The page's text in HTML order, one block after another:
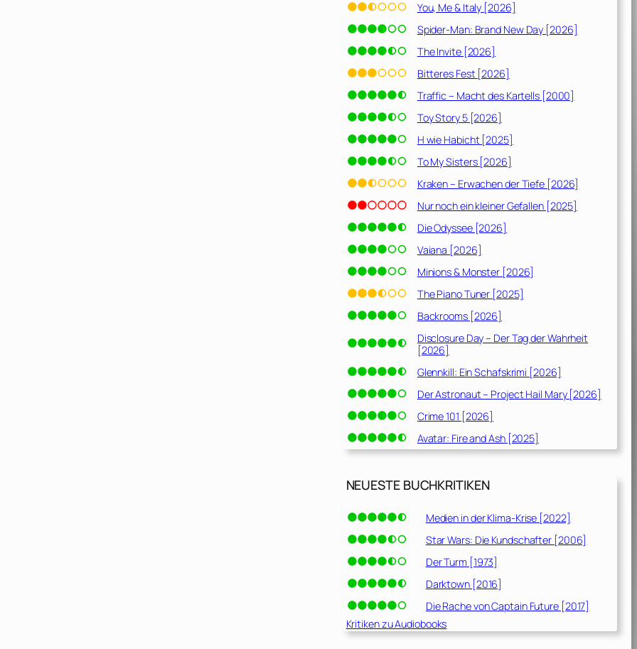
You, Me & Italy [2026]
Spider-Man: Brand New Day [2026]
The Invite [2026]
Bitteres Fest [2026]
Traffic – Macht des Kartells [2000]
Toy Story 5 [2026]
H wie Habicht [2025]
To My Sisters [2026]
Kraken – Erwachen der Tiefe [2026]
Nur noch ein kleiner Gefallen [2025]
Die Odyssee [2026]
Vaiana [2026]
Minions & Monster [2026]
The Piano Tuner [2025]
Backrooms [2026]
Disclosure Day – Der Tag der Wahrheit
[2026]
Glennkill: Ein Schafskrimi [2026]
Der Astronaut – Project Hail Mary [2026]
Crime 101 [2026]
Avatar: Fire and Ash [2025]
NEUESTE BUCHKRITIKEN
Medien in der Klima-Krise [2022]
Star Wars: Die Kundschafter [2006]
Der Turm [1973]
Darktown [2016]
Die Rache von Captain Future [2017]
Kritiken zu Audiobooks